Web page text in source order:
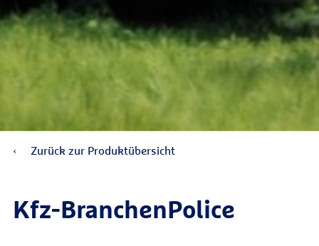
Zurück zur Produktübersicht
Kfz-Branchen­Police